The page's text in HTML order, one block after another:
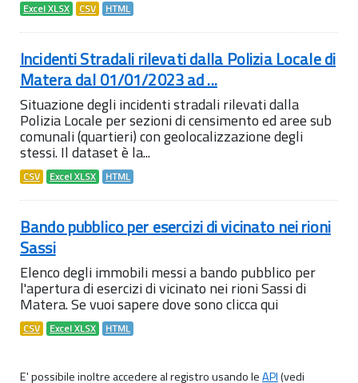
Excel XLSX CSV HTML
Incidenti Stradali rilevati dalla Polizia Locale di
Matera dal 01/01/2023 ad ...
Situazione degli incidenti stradali rilevati dalla
Polizia Locale per sezioni di censimento ed aree sub
comunali (quartieri) con geolocalizzazione degli
stessi. Il dataset è la...
CSV Excel XLSX HTML
Bando pubblico per esercizi di vicinato nei rioni
Sassi
Elenco degli immobili messi a bando pubblico per
l'apertura di esercizi di vicinato nei rioni Sassi di
Matera. Se vuoi sapere dove sono clicca qui
CSV Excel XLSX HTML
E' possibile inoltre accedere al registro usando leAPI(vedi